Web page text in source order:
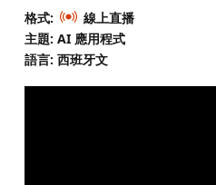
格式:
線上直播
主題: AI 應用程式
語言: 西班牙文